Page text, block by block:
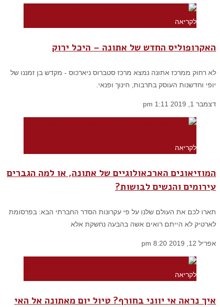
לקריאה
האקרופוליס החדש של אתונה – היכל ירוק
לא רחוק ממרכז אתונה נמצא מרכז סטברוס ניארכוס - מקדש בן זמננו של
יופי וחדשנות העוסק בתרבות, חינוך ופנאי.
דצמבר 1, 2019 1:11 pm
לקריאה
המוזיאונים הארכאולוגיים של אתונה, או למה הגברים
עירומים והנשים לבושות?
תארו לכם את העולם שלנו על פי עקרונות הסדר החברתי הבא: בפרסומת
לארטיק לא הייתם רואים אשה בהבעה נחשקת אלא
אפריל 12, 2019 8:20 pm
לקריאה
איך נראה אי יווני בחורף? טיול יום מאתונה אל האי